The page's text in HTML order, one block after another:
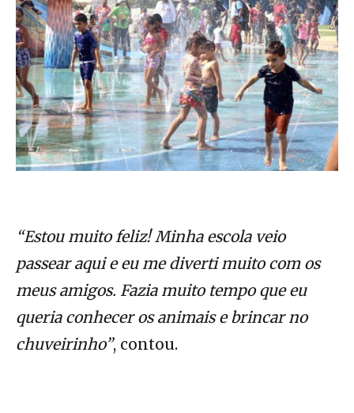
“Estou muito feliz! Minha escola veio
passear aqui e eu me diverti muito com os
meus amigos. Fazia muito tempo que eu
queria conhecer os animais e brincar no
chuveirinho”, contou.